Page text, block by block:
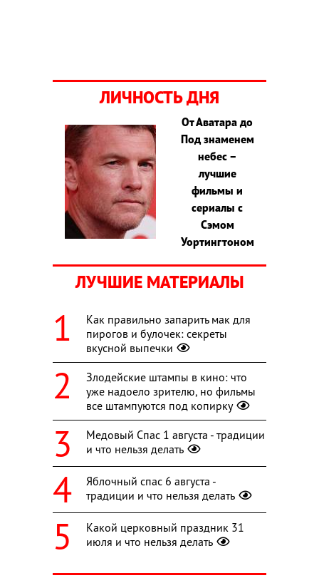
ЛИЧНОСТЬ ДНЯ
От Аватара до
Под знаменем
небес –
лучшие
фильмы и
сериалы с
Сэмом
Уортингтоном
ЛУЧШИЕ МАТЕРИАЛЫ
Как правильно запарить мак для
пирогов и булочек: секреты
вкусной выпечки
Злодейские штампы в кино: что
уже надоело зрителю, но фильмы
все штампуются под копирку
Медовый Спас 1 августа - традиции
и что нельзя делать
Яблочный спас 6 августа -
традиции и что нельзя делать
Какой церковный праздник 31
июля и что нельзя делать